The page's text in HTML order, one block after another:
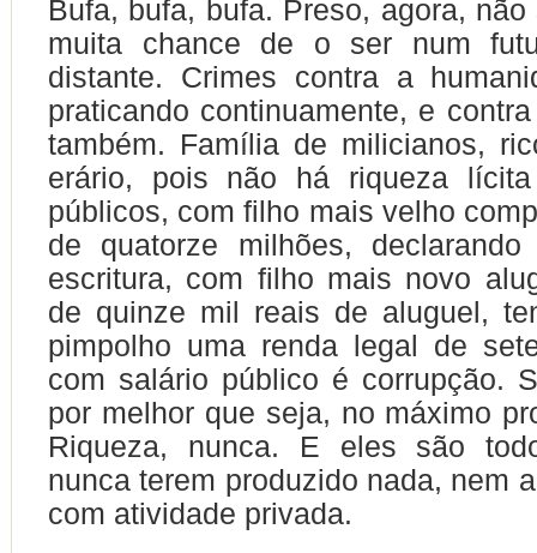
Bufa, bufa, bufa. Preso, agora,
muita chance de o ser num
distante. Crimes contra a
praticando continuamente, e
também. Família de milicianos,
erário, pois não há riqueza
públicos, com filho mais velho
de quatorze milhões,
escritura, com filho mais novo
de quinze mil reais de aluguel,
pimpolho uma renda legal de
com salário público é corrupção.
por melhor que seja, no máximo
Riqueza, nunca. E eles são
nunca terem produzido nada, nem
com atividade privada.